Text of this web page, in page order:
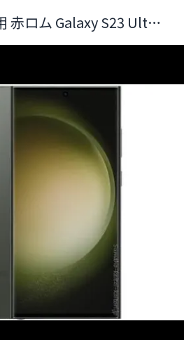
carmage様専用 赤ロム Galaxy S23 Ultra SC-52D SAMSUNG docomo グリーン